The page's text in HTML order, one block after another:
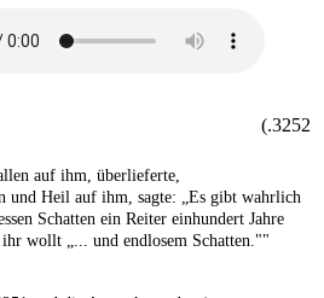
3252.)
auf ihm, überlieferte,
und Heil auf ihm, sagte: „Es gibt wahrlich
Schatten ein Reiter einhundert Jahre
wollt „... und endlosem Schatten.""